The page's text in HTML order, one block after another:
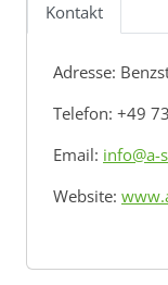
Kontakt
Adresse:
Telefon: +49
Email: info@a-
Website: